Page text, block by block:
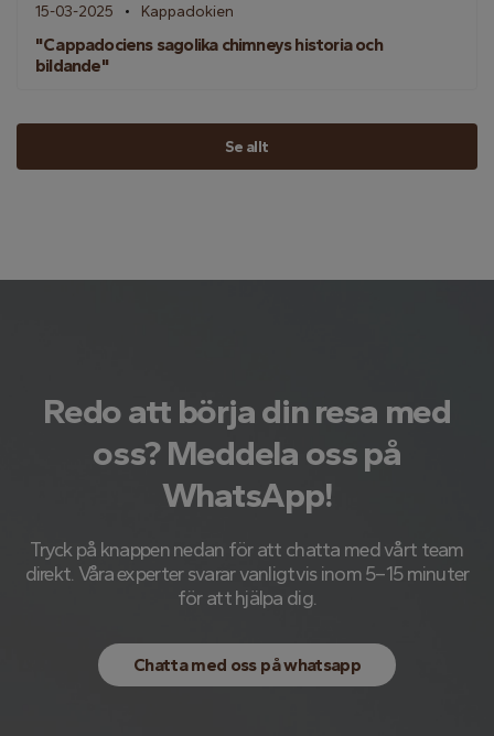
15-03-2025 Kappadokien
"Cappadociens sagolika chimneys historia och
bildande"
Se allt
Redo att börja din resa med
oss? Meddela oss på
WhatsApp!
Tryck på knappen nedan för att chatta med vårt team
direkt. Våra experter svarar vanligtvis inom 5–15 minuter
för att hjälpa dig.
Chatta med oss ​​på whatsapp